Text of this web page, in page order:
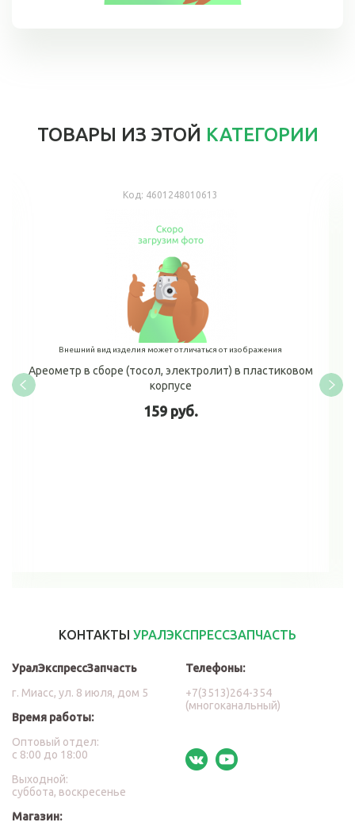
ТОВАРЫ ИЗ ЭТОЙ КАТЕГОРИИ
Код: 4601248010613
Внешний вид изделия может отличаться от изображения
Ареометр в сборе (тосол, электролит) в пластиковом
корпусе
159 руб.
КОНТАКТЫ УРАЛЭКСПРЕССЗАПЧАСТЬ
УралЭкспрессЗапчасть
г. Миасс, ул. 8 июля, дом 5
Время работы:
Оптовый отдел:
с 8:00 до 18:00
Выходной:
суббота, воскресенье
Магазин:
Телефоны:
+7(3513)264-354
(многоканальный)